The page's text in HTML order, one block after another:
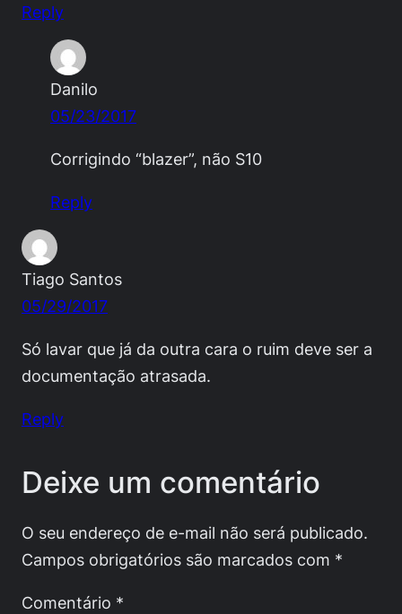
Reply
Danilo
05/23/2017
Corrigindo “blazer”, não S10
Reply
Tiago Santos
05/29/2017
Só lavar que já da outra cara o ruim deve ser a
documentação atrasada.
Reply
Deixe um comentário
O seu endereço de e-mail não será publicado.
Campos obrigatórios são marcados com *
Comentário *